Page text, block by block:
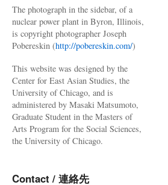
The photograph in the sidebar, of a
nuclear power plant in Byron, Illinois,
is copyright photographer Joseph
Pobereskin (http://pobereskin.com/)
This website was designed by the
Center for East Asian Studies, the
University of Chicago, and is
administered by Masaki Matsumoto,
Graduate Student in the Masters of
Arts Program for the Social Sciences,
the University of Chicago.
Contact / 連絡先